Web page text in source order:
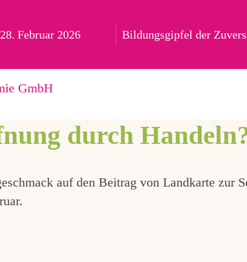
Februar 2026 Bildungsgipfel der
zur
GmbH
durch
auf den Beitrag von Landkarte zur